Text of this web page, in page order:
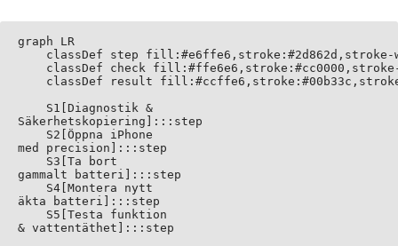
graph LR
classDef step fill:#e6ffe6,stroke:#2d862d,stroke-
classDef check
classDef result
    S1[Diagnostik &
Säkerhetskopiering]:::step
    S2[Öppna iPhone
med precision]:::step
    S3[Ta bort
gammalt batteri]:::step
    S4[Montera nytt
äkta batteri]:::step
    S5[Testa funktion
& vattentäthet]:::step